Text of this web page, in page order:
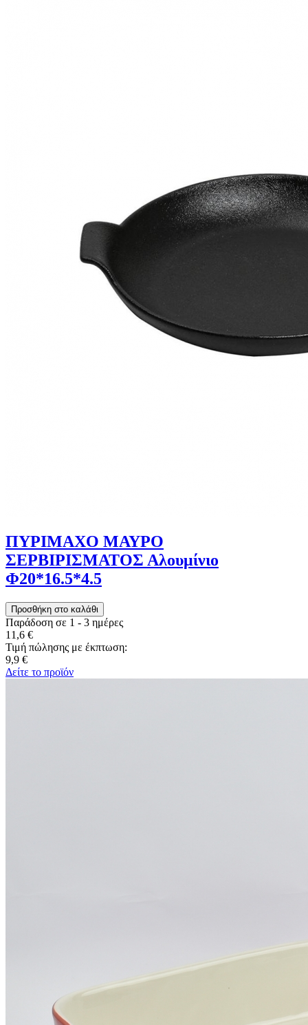
ΠΥΡΙΜΑΧΟ ΜΑΥΡΟ
ΣΕΡΒΙΡΙΣΜΑΤΟΣ Αλουμίνιο
Φ20*16.5*4.5
Παράδοση σε 1 - 3 ημέρες
11,6 €
Τιμή πώλησης με έκπτωση:
9,9 €
Δείτε το προϊόν